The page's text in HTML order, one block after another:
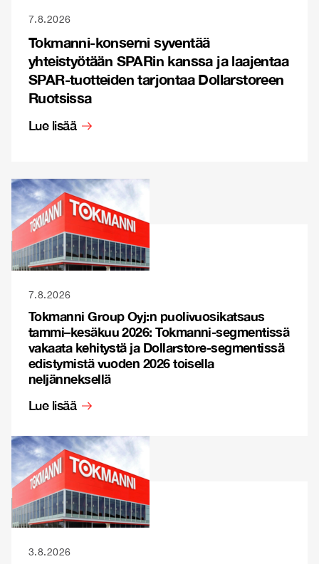
7.8.2026
Tokmanni-konserni syventää
yhteistyötään SPARin kanssa ja laajentaa
SPAR-tuotteiden tarjontaa Dollarstoreen
Ruotsissa
Lue lisää
7.8.2026
Tokmanni Group Oyj:n puolivuosikatsaus
tammi–kesäkuu 2026: Tokmanni-segmentissä
vakaata kehitystä ja Dollarstore-segmentissä
edistymistä vuoden 2026 toisella
neljänneksellä
Lue lisää
3.8.2026